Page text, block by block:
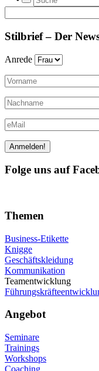
Stilbrief – Der
Anrede
Folge uns auf
Themen
Business-Etikette
Knigge
Geschäftskleidung
Kommunikation
Teamentwicklung
Angebot
Seminare
Trainings
Workshops
Coaching